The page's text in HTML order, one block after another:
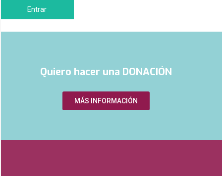
Quiero hacer una DONACIÓN
MÁS INFORMACIÓN